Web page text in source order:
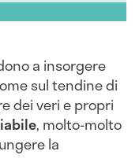
a insorgere
sul tendine di
dei veri e propri
, molto-molto
la